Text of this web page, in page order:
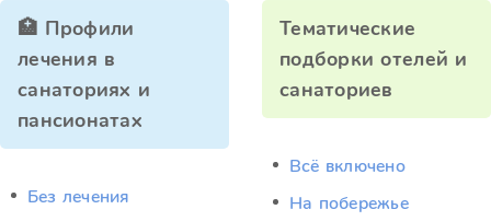
🏥 Профили
лечения в
санаториях и
пансионатах
Без лечения
Тематические
подборки отелей и
санаториев
Всё включено
На побережье